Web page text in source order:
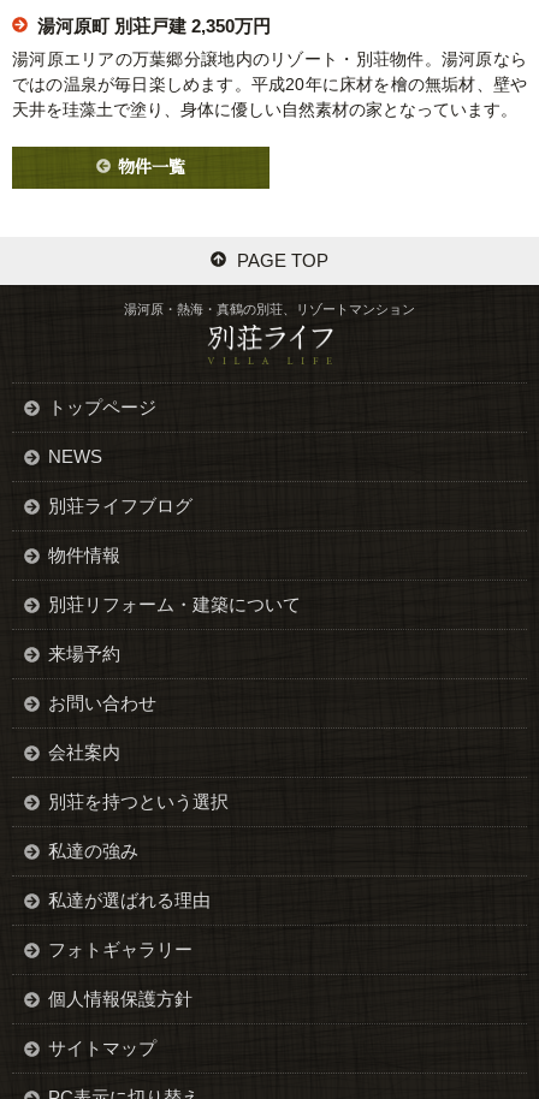
湯河原町 別荘戸建 2,350万円
湯河原エリアの万葉郷分譲地内のリゾート・別荘物件。湯河原なら
ではの温泉が毎日楽しめます。平成20年に床材を檜の無垢材、壁や
天井を珪藻土で塗り、身体に優しい自然素材の家となっています。
物件一覧
PAGE TOP
湯河原・熱海・真鶴の別荘、リゾートマンション
トップページ
NEWS
別荘ライフブログ
物件情報
別荘リフォーム・建築について
来場予約
お問い合わせ
会社案内
別荘を持つという選択
私達の強み
私達が選ばれる理由
フォトギャラリー
個人情報保護方針
サイトマップ